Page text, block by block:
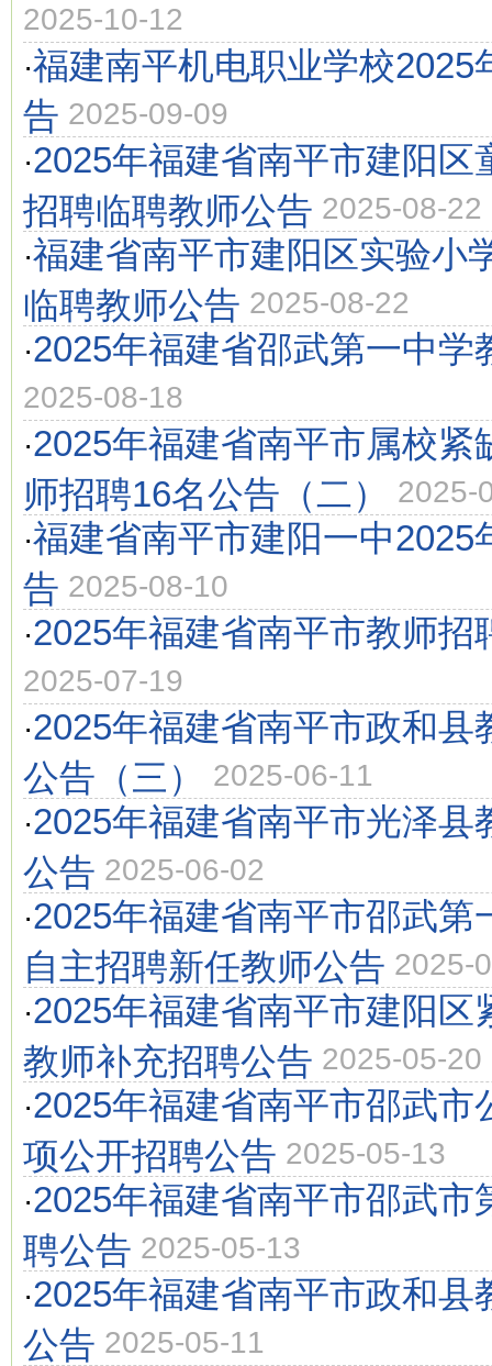
2025-10-12
·福建南平机电职业学校2025
告 2025-09-09
·2025年福建省南平市建阳区
招聘临聘教师公告 2025-08-22
·福建省南平市建阳区实验小
临聘教师公告 2025-08-22
·2025年福建省邵武第一中学
2025-08-18
·2025年福建省南平市属校紧
师招聘16名公告（二）
2025-
·福建省南平市建阳一中2025
告 2025-08-10
·2025年福建省南平市教师招
2025-07-19
·2025年福建省南平市政和县
公告（三）
2025-06-11
·2025年福建省南平市光泽县
公告 2025-06-02
·2025年福建省南平市邵武第
自主招聘新任教师公告 2025-
·2025年福建省南平市建阳区
教师补充招聘公告 2025-05-20
·2025年福建省南平市邵武市
项公开招聘公告 2025-05-13
·2025年福建省南平市邵武市
聘公告 2025-05-13
·2025年福建省南平市政和县
公告 2025-05-11